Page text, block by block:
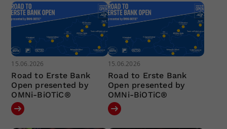
15.06.2026
Road to Erste Bank
Open presented by
OMNi-BiOTiC®
15.06.2026
Road to Erste Bank
Open presented by
OMNi-BiOTiC®